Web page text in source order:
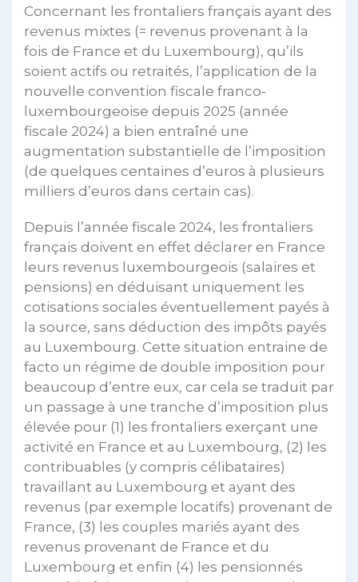
Concernant les frontaliers français ayant des
revenus mixtes (= revenus provenant à la
fois de France et du Luxembourg), qu’ils
soient actifs ou retraités, l’application de la
nouvelle convention fiscale franco-
luxembourgeoise depuis 2025 (année
fiscale 2024) a bien entraîné une
augmentation substantielle de l’imposition
(de quelques centaines d’euros à plusieurs
milliers d’euros dans certain cas).
Depuis l’année fiscale 2024, les frontaliers
français doivent en effet déclarer en France
leurs revenus luxembourgeois (salaires et
pensions) en déduisant uniquement les
cotisations sociales éventuellement payés à
la source, sans déduction des impôts payés
au Luxembourg. Cette situation entraine de
facto un régime de double imposition pour
beaucoup d’entre eux, car cela se traduit par
un passage à une tranche d’imposition plus
élevée pour (1) les frontaliers exerçant une
activité en France et au Luxembourg, (2) les
contribuables (y compris célibataires)
travaillant au Luxembourg et ayant des
revenus (par exemple locatifs) provenant de
France, (3) les couples mariés ayant des
revenus provenant de France et du
Luxembourg et enfin (4) les pensionnés